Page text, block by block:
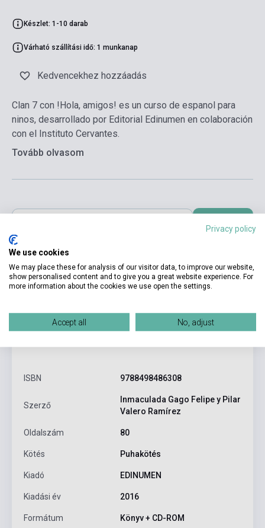
Készlet: 1-10 darab
Várható szállítási idő: 1 munkanap
Kedvencekhez hozzáadás
Clan 7 con !Hola, amigos! es un curso de espanol para
ninos, desarrollado por Editorial Edinumen en colaboración
con el Instituto Cervantes.
Tovább olvasom
ISBN 9788498486308
Szerző
Inmaculada Gago Felipe y Pilar
Valero Ramírez
Oldalszám 80
Kötés Puhakötés
Kiadó EDINUMEN
Kiadási év 2016
Formátum Könyv + CD-ROM
Privacy policy
We use cookies
We may place these for analysis of our visitor data, to improve our website,
show personalised content and to give you a great website experience. For
more information about the cookies we use open the settings.
Accept all No, adjust